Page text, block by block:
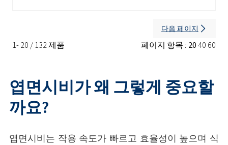
1- 20 / 132 제품 페이지 항목 : 2040 60
다음 페이지
엽면시비가 왜 그렇게 중요할
까요?
엽면시비는 작용 속도가 빠르고 효율성이 높으며 식